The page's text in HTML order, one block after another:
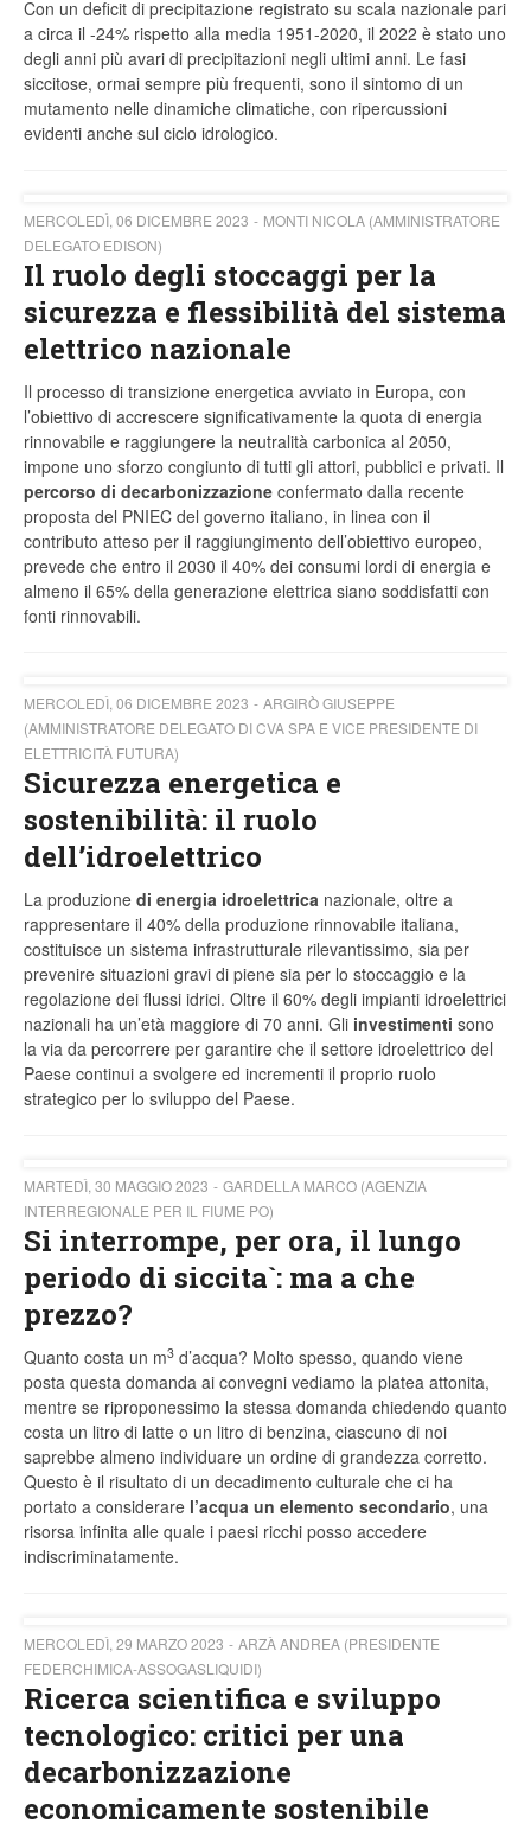
Con un deficit di precipitazione registrato su scala nazionale pari
a circa il -24% rispetto alla media 1951-2020, il 2022 è stato uno
degli anni più avari di precipitazioni negli ultimi anni. Le fasi
siccitose, ormai sempre più frequenti, sono il sintomo di un
mutamento nelle dinamiche climatiche, con ripercussioni
evidenti anche sul ciclo idrologico.
MERCOLEDÌ, 06 DICEMBRE 2023
MONTI NICOLA (AMMINISTRATORE
DELEGATO EDISON)
Il ruolo degli stoccaggi per la
sicurezza e flessibilità del sistema
elettrico nazionale
Il processo di transizione energetica avviato in Europa, con
l’obiettivo di accrescere significativamente la quota di energia
rinnovabile e raggiungere la neutralità carbonica al 2050,
impone uno sforzo congiunto di tutti gli attori, pubblici e privati. Il
percorso di decarbonizzazione confermato dalla recente
proposta del PNIEC del governo italiano, in linea con il
contributo atteso per il raggiungimento dell’obiettivo europeo,
prevede che entro il 2030 il 40% dei consumi lordi di energia e
almeno il 65% della generazione elettrica siano soddisfatti con
fonti rinnovabili.
MERCOLEDÌ, 06 DICEMBRE 2023
ARGIRÒ GIUSEPPE
(AMMINISTRATORE DELEGATO DI CVA SPA E VICE PRESIDENTE DI
ELETTRICITÀ FUTURA)
Sicurezza energetica e
sostenibilità: il ruolo
dell’idroelettrico
La produzione di energia idroelettrica nazionale, oltre a
rappresentare il 40% della produzione rinnovabile italiana,
costituisce un sistema infrastrutturale rilevantissimo, sia per
prevenire situazioni gravi di piene sia per lo stoccaggio e la
regolazione dei flussi idrici. Oltre il 60% degli impianti idroelettrici
nazionali ha un’età maggiore di 70 anni. Gli investimenti sono
la via da percorrere per garantire che il settore idroelettrico del
Paese continui a svolgere ed incrementi il proprio ruolo
strategico per lo sviluppo del Paese.
MARTEDÌ, 30 MAGGIO 2023
GARDELLA MARCO (AGENZIA
INTERREGIONALE PER IL FIUME PO)
Si interrompe, per ora, il lungo
periodo di siccita`: ma a che
prezzo?
Quanto costa un m3 d’acqua? Molto spesso, quando viene
posta questa domanda ai convegni vediamo la platea attonita,
mentre se riproponessimo la stessa domanda chiedendo quanto
costa un litro di latte o un litro di benzina, ciascuno di noi
saprebbe almeno individuare un ordine di grandezza corretto.
Questo è il risultato di un decadimento culturale che ci ha
portato a considerare l’acqua un elemento secondario, una
risorsa infinita alle quale i paesi ricchi posso accedere
indiscriminatamente.
MERCOLEDÌ, 29 MARZO 2023
ARZÀ ANDREA (PRESIDENTE
FEDERCHIMICA-ASSOGASLIQUIDI)
Ricerca scientifica e sviluppo
tecnologico: critici per una
decarbonizzazione
economicamente sostenibile